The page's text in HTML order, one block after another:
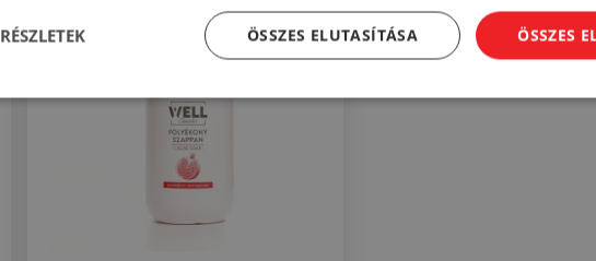
ÖSSZES
ÖSSZES ELUTASÍTÁSA
RÉSZLETEK